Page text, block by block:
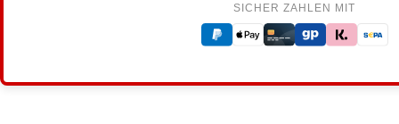
SICHER ZAHLEN MIT